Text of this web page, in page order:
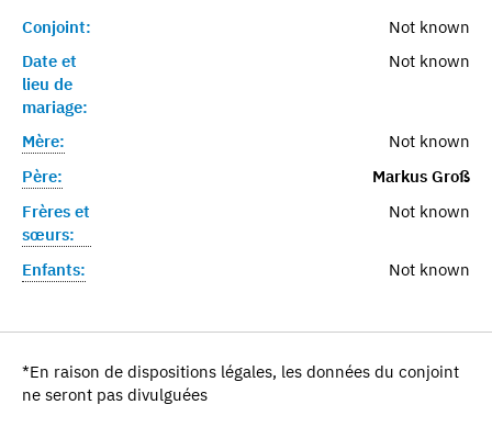
Conjoint:
Not known
Date et
lieu de
mariage:
Not known
Mère:
Not known
Père:
Markus Groß
Frères et
sœurs:
Not known
Enfants: Not known
*En raison de dispositions légales, les données du conjoint
ne seront pas divulguées